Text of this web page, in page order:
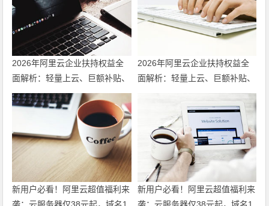
2026年阿里云企业扶持权益全
面解析：轻量上云、巨额补贴、
专家护航三箭齐发 领代金券
2026年阿里云企业扶持权益全
面解析：轻量上云、巨额补贴、
新用户必看！阿里云超值福利来
新用户必看！阿里云超值福利来